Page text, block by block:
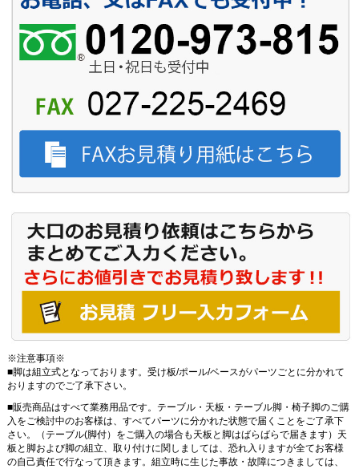
※注意事項※
■脚は組立式となっております。受け板/ポール/ベースがパーツごとに分かれて
おりますのでご了承下さい。
■販売商品はすべて業務用品です。テーブル・天板・テーブル脚・椅子脚のご購
入をご検討中のお客様は、すべてパーツに分かれた状態で届くことをご了承下
さい。（テーブル(脚付）をご購入の場合も天板と脚はばらばらで届きます）天
板と脚および脚の組立、取り付けに関しましては、恐れ入りますが全てお客様
の自己責任で行なって頂きます。組立時に生じた事故・故障につきましては、